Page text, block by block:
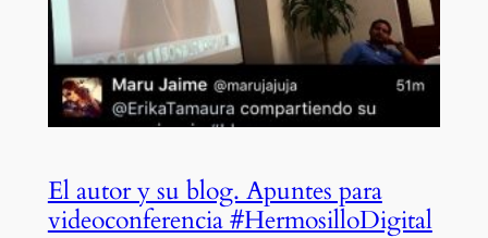
El autor y su blog. Apuntes para
videoconferencia #HermosilloDigital